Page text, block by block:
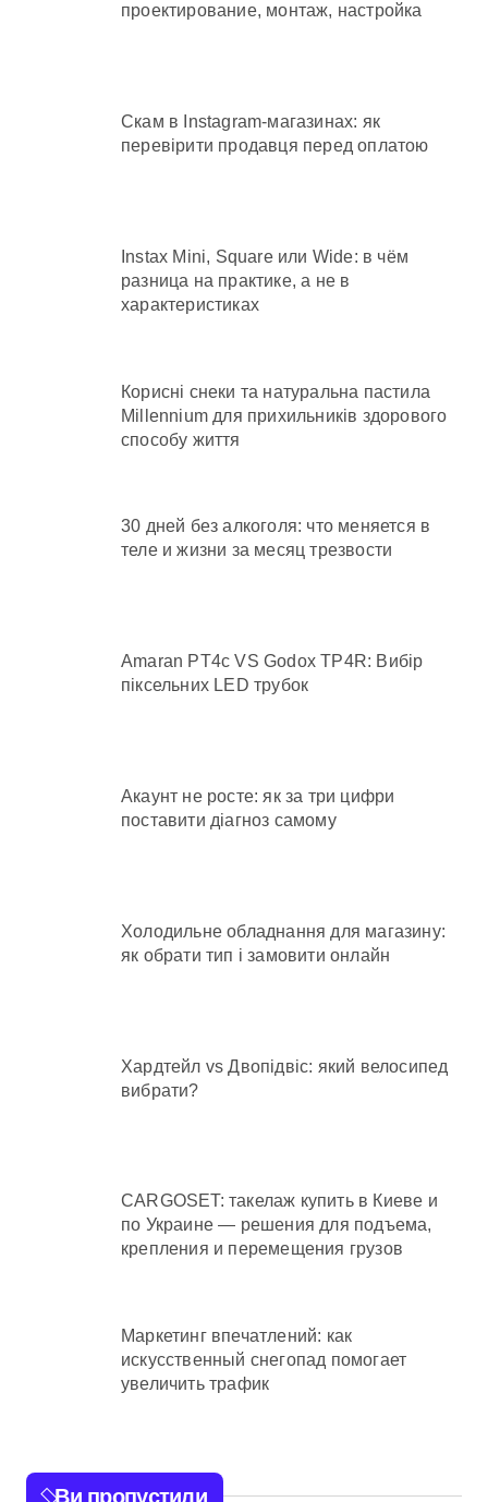
проектирование, монтаж, настройка
Скам в Instagram-магазинах: як
перевірити продавця перед оплатою
Instax Mini, Square или Wide: в чём
разница на практике, а не в
характеристиках
Корисні снеки та натуральна пастила
Millennium для прихильників здорового
способу життя
30 дней без алкоголя: что меняется в
теле и жизни за месяц трезвости
Amaran PT4c VS Godox TP4R: Вибір
піксельних LED трубок
Акаунт не росте: як за три цифри
поставити діагноз самому
Холодильне обладнання для магазину:
як обрати тип і замовити онлайн
Хардтейл vs Двопідвіс: який велосипед
вибрати?
CARGOSET: такелаж купить в Киеве и
по Украине — решения для подъема,
крепления и перемещения грузов
Маркетинг впечатлений: как
искусственный снегопад помогает
увеличить трафик
Ви пропустили